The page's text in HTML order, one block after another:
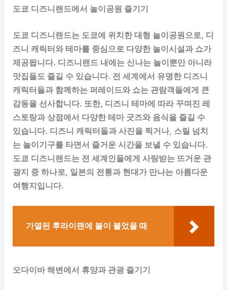
도쿄 디즈니랜드에서 놀이공원 즐기기
도쿄 디즈니랜드는 도쿄에 위치한 대형 놀이공원으로, 디
즈니 캐릭터와 테마를 중심으로 다양한 놀이시설과 쇼가
제공됩니다. 디즈니랜드 내에는 신나는 놀이뿐만 아니라
맛집들도 즐길 수 있습니다. 전 세계에서 유명한 디즈니
캐릭터들과 함께하는 퍼레이드와 쇼는 관람객들에게 큰
감동을 선사합니다. 또한, 디즈니 테마에 따라 꾸며진 레
스토랑과 상점에서 다양한 테마 굿즈와 음식을 즐길 수
있습니다. 디즈니 캐릭터들과 사진을 찍거나, 스릴 넘치
는 놀이기구를 타면서 즐거운 시간을 보낼 수 있습니다.
도쿄 디즈니랜드는 전 세계인들에게 사랑받는 뜨거운 관
광지 중 하나로, 일본의 전통과 현대가 만나는 아름다운
여행지입니다.
가열된 후라이팬에 불이 붙었을 때
오다이바 해변에서 휴양과 관광 즐기기